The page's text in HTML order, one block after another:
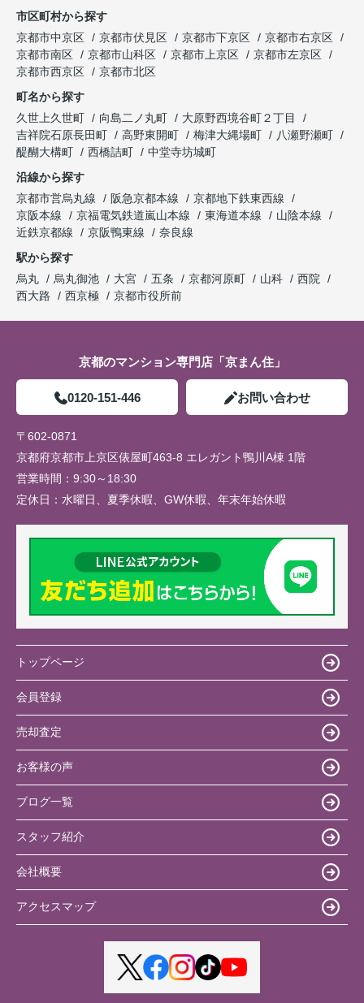
市区町村から探す
京都市中京区
京都市伏見区 京都市下京区
京都市右京区
京都市南区
京都市山科区 京都市上京区
京都市左京区
京都市西京区
京都市北区
町名から探す
久世上久世町
向島二ノ丸町
大原野西境谷町２丁目
吉祥院石原長田町
高野東開町 梅津大縄場町
八瀬野瀬町
醍醐大構町
西橋詰町
中堂寺坊城町
沿線から探す
京都市営烏丸線
阪急京都本線
京都地下鉄東西線
京阪本線
京福電気鉄道嵐山本線 東海道本線
山陰本線
近鉄京都線
京阪鴨東線
奈良線
駅から探す
烏丸
烏丸御池 大宮 五条 京都河原町 山科
西院
西大路
西京極 京都市役所前
京都のマンション専門店「京まん住」
0120-151-446 お問い合わせ
〒602-0871
京都府京都市上京区俵屋町463-8 エレガント鴨川A棟 1階
営業時間： 9:30～18:30
定休日： 水曜日、夏季休暇、GW休暇、年末年始休暇
トップページ
会員登録
売却査定
お客様の声
ブログ一覧
スタッフ紹介
会社概要
アクセスマップ